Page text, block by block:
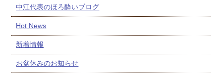
中江代表のほろ酔いブログ
Hot News
新着情報
お盆休みのお知らせ